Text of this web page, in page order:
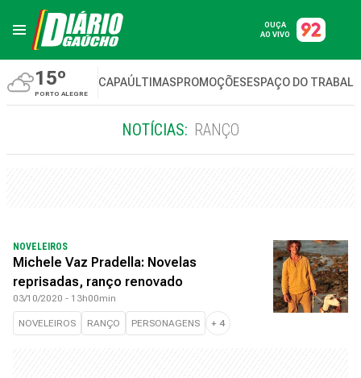
OUÇA
AO VIVO
15º
PORTO ALEGRE
CAPAÚLTIMASPROMOÇÕESESPAÇO DO
NOTÍCIAS: RANÇO
NOVELEIROS
Michele Vaz Pradella: Novelas
reprisadas, ranço renovado
03/10/2020 - 13h00min
NOVELEIROS RANÇO PERSONAGENS + 4